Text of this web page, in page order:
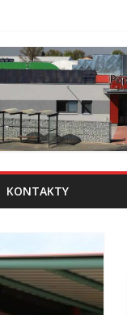
KONTAKTY